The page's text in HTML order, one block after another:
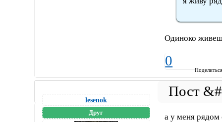
Одиноко
0
lesenok
Друг
а у меня рядом